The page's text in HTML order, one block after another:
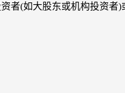
者(如大股东或机构投资